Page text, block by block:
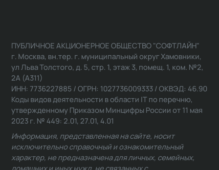
ПУБЛИЧНОЕ АКЦИОНЕРНОЕ ОБЩЕСТВО "СОФТЛАЙН"
г. Москва, вн.тер. г. муниципальный округ Хамовники,
ул Льва Толстого, д. 5, стр. 1, этаж 3, помещ. 1, ком. №2,
2А (А311)
ИНН: 7736227885 / ОГРН: 1027736009333 / ОКВЭД: 46.90
Коды видов деятельности в области IT по перечню,
утвержденному Приказом Минцифры России от 11 мая
2023 г. № 449: 2.01, 27.01, 4.01
Информация, представленная на сайте, носит
исключительно справочный и ознакомительный
характер, не предназначена для личных, семейных,